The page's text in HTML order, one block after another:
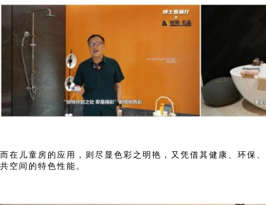
而在儿童房的应用，则尽显色彩之明艳，又凭借其健康、环保
共空间的特色性能。